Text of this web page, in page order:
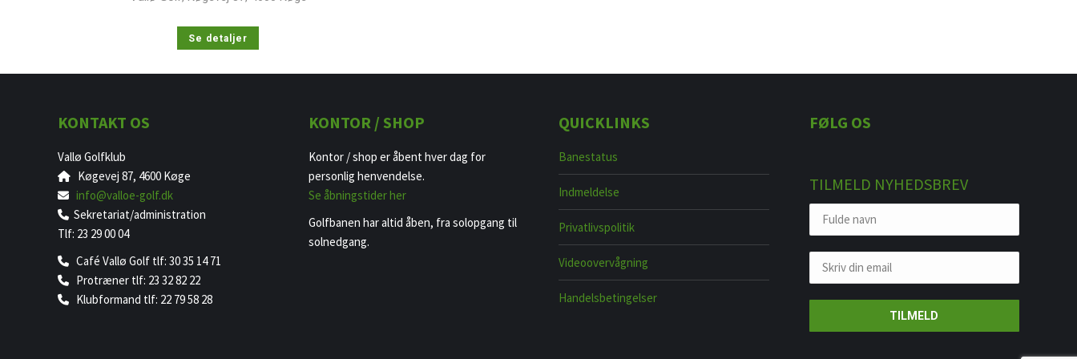
Se detaljer
KONTAKT OS
Vallø Golfklub
Køgevej 87, 4600 Køge
info@valloe-golf.dk
Sekretariat/administration
Tlf: 23 29 00 04
Café Vallø Golf tlf: 30 35 14 71
Protræner tlf: 23 32 82 22
Klubformand tlf: 22 79 58 28
KONTOR / SHOP
Kontor / shop er åbent hver dag for
personlig henvendelse.
​Se åbningstider her
Golfbanen har altid åben, fra solopgang til
solnedgang.
QUICKLINKS
Banestatus
Indmeldelse
Privatlivspolitik
Videoovervågning
Handelsbetingelser
FØLG OS
TILMELD NYHEDSBREV